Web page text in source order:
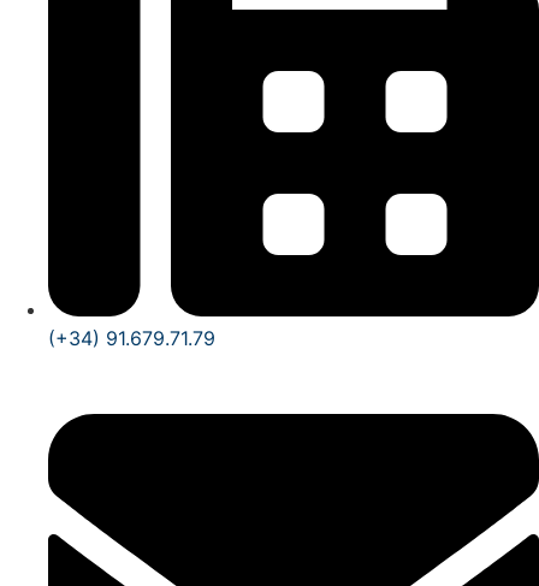
(+34) 91.679.71.79